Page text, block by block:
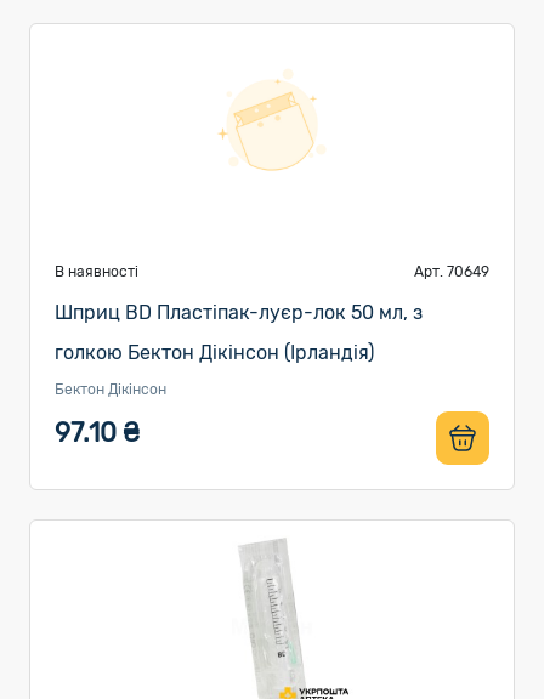
В наявності Арт. 70649
Шприц BD Пластіпак-луєр-лок 50 мл, з
голкою Бектон Дікінсон (Ірландія)
Бектон Дікінсон
97.10 ₴